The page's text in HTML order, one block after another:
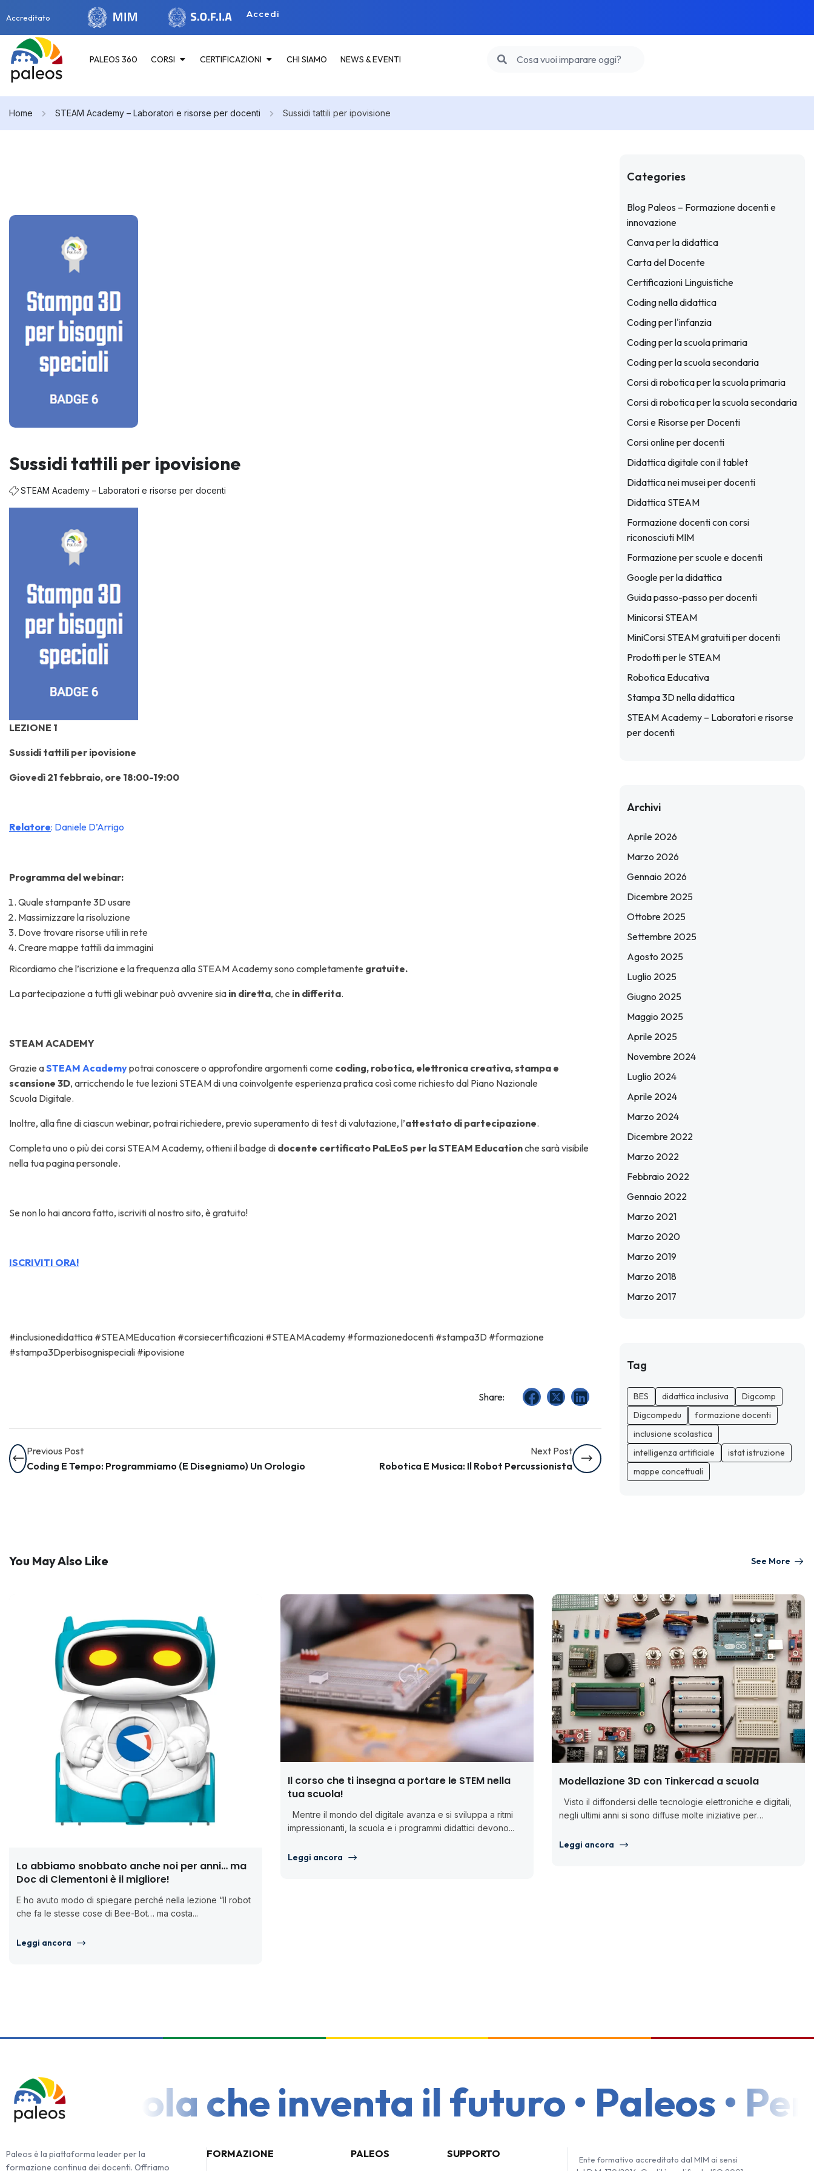
Accreditato Accedi
PALEOS 360 CORSI CERTIFICAZIONI CHI SIAMO NEWS & EVENTI
Home STEAM Academy – Laboratori e risorse per docenti Sussidi tattili per ipovisione
Sussidi tattili per ipovisione
STEAM Academy – Laboratori e risorse per docenti
LEZIONE 1
Sussidi tattili per ipovisione
Giovedì 21 febbraio, ore 18:00-19:00
Relatore: Daniele D’Arrigo
Programma del webinar:
Quale stampante 3D usare
Massimizzare la risoluzione
Dove trovare risorse utili in rete
Creare mappe tattili da immagini
Ricordiamo che l’iscrizione e la frequenza alla STEAM Academy sono completamente gratuite.
La partecipazione a tutti gli webinar può avvenire sia in diretta, che in differita.
STEAM ACADEMY
Grazie aSTEAM Academypotrai conoscere o approfondire argomenti come coding, robotica, elettronica creativa, stampa e
scansione 3D, arricchendo le tue lezioni STEAM di una coinvolgente esperienza pratica così come richiesto dal Piano Nazionale
Scuola Digitale.
Inoltre, alla fine di ciascun webinar, potrai richiedere, previo superamento di test di valutazione, l’attestato di partecipazione.
Completa uno o più dei corsi STEAM Academy, ottieni il badge di docente certificato PaLEoS per la STEAM Educationche sarà visibile
nella tua pagina personale.
Se non lo hai ancora fatto, iscriviti al nostro sito, è gratuito!
ISCRIVITI ORA!
#inclusionedidattica #STEAMEducation #corsiecertificazioni #STEAMAcademy #formazionedocenti #stampa3D #formazione
#stampa3Dperbisognispeciali #ipovisione
Share:
Previous Post
Coding E Tempo: Programmiamo (e Disegniamo) Un Orologio
Next Post
Robotica E Musica: Il Robot Percussionista
Categories
Blog Paleos – Formazione docenti e
innovazione
Canva per la didattica
Carta del Docente
Certificazioni Linguistiche
Coding nella didattica
Coding per l'infanzia
Coding per la scuola primaria
Coding per la scuola secondaria
Corsi di robotica per la scuola primaria
Corsi di robotica per la scuola secondaria
Corsi e Risorse per Docenti
Corsi online per docenti
Didattica digitale con il tablet
Didattica nei musei per docenti
Didattica STEAM
Formazione docenti con corsi
riconosciuti MIM
Formazione per scuole e docenti
Google per la didattica
Guida passo-passo per docenti
Minicorsi STEAM
MiniCorsi STEAM gratuiti per docenti
Prodotti per le STEAM
Robotica Educativa
Stampa 3D nella didattica
STEAM Academy – Laboratori e risorse
per docenti
Archivi
Aprile 2026
Marzo 2026
Gennaio 2026
Dicembre 2025
Ottobre 2025
Settembre 2025
Agosto 2025
Luglio 2025
Giugno 2025
Maggio 2025
Aprile 2025
Novembre 2024
Luglio 2024
Aprile 2024
Marzo 2024
Dicembre 2022
Marzo 2022
Febbraio 2022
Gennaio 2022
Marzo 2021
Marzo 2020
Marzo 2019
Marzo 2018
Marzo 2017
Tag
BES didattica inclusiva
Digcomp
Digcompedu
formazione docenti
inclusione scolastica
intelligenza artificiale
istat istruzione
mappe concettuali
You May Also Like See More
Lo abbiamo snobbato anche noi per anni… ma
Doc di Clementoni è il migliore!
E ho avuto modo di spiegare perché nella lezione “Il robot
che fa le stesse cose di Bee-Bot… ma costa...
Leggi ancora
Il corso che ti insegna a portare le STEM nella
tua scuola!
Mentre il mondo del digitale avanza e si sviluppa a ritmi
impressionanti, la scuola e i programmi didattici devono...
Leggi ancora
Modellazione 3D con Tinkercad a scuola
Visto il diffondersi delle tecnologie elettroniche e digitali,
negli ultimi anni si sono diffuse molte iniziative per
Leggi ancora
Scuola che inventa il futuro • Paleos • Per
Paleos è la piattaforma leader per la
formazione continua dei docenti. Offriamo
FORMAZIONE
PALEOS
SUPPORTO
Ente formativo accreditato dal MIM ai sensi